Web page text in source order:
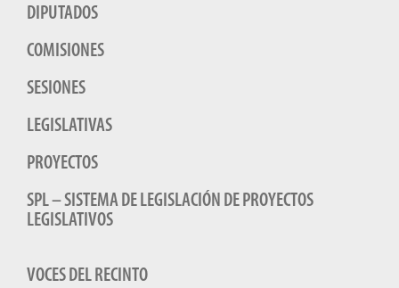
DIPUTADOS
COMISIONES
SESIONES
LEGISLATIVAS
PROYECTOS
SPL – SISTEMA DE LEGISLACIÓN DE PROYECTOS
LEGISLATIVOS
VOCES DEL RECINTO